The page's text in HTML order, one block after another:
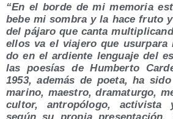
“En el bor­de de mi memo­ria
bebe mi som­bra y la hace fru­to
del pája­ro que can­ta
ellos va el via­je­ro que
do en el ardien­te len­gua­je del
las poe­sías de Hum­ber­to
1953, ade­más de poe­ta, ha
marino, maes­tro, dra­ma­tur­go,
cul­tor, antro­pó­lo­go, acti­vis­ta
según su pro­pia pre­sen­ta­ción.